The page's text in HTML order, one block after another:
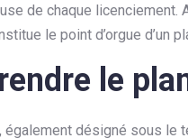
de chaque licenciement.
le point d’orgue d’un
le
également désigné sous le